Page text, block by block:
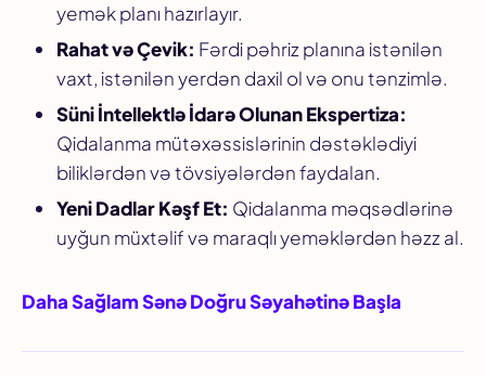
yemək planı hazırlayır.
Rahat və Çevik: Fərdi pəhriz planına istənilən
vaxt, istənilən yerdən daxil ol və onu tənzimlə.
Süni İntellektlə İdarə Olunan Ekspertiza:
Qidalanma mütəxəssislərinin dəstəklədiyi
biliklərdən və tövsiyələrdən faydalan.
Yeni Dadlar Kəşf Et: Qidalanma məqsədlərinə
uyğun müxtəlif və maraqlı yeməklərdən həzz al.
Daha Sağlam Sənə Doğru Səyahətinə Başla